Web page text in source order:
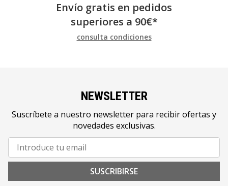
Envío gratis en pedidos
superiores a 90€*
consulta condiciones
NEWSLETTER
Suscríbete a nuestro newsletter para recibir ofertas y
novedades exclusivas.
SUSCRIBIRSE